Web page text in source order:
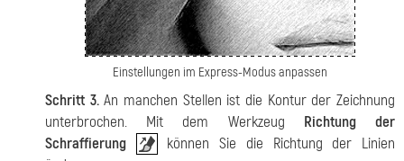
Einstellungen im Express-Modus anpassen
Schritt 3.An manchen Stellen ist die Kontur der Zeichnung
unterbrochen. Mit dem Werkzeug Richtung der
Schraffierung
können Sie die Richtung der Linien